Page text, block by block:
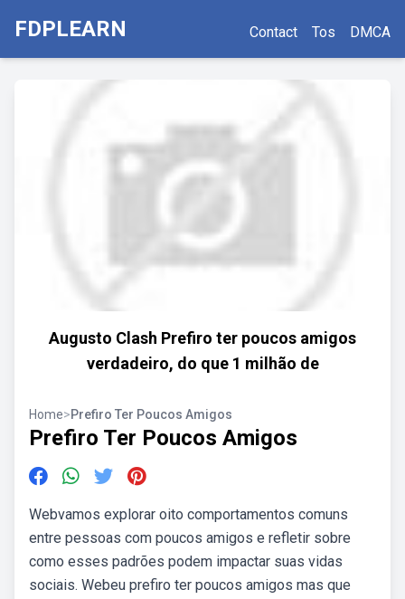
FDPLEARN Contact Tos DMCA
Augusto Clash Prefiro ter poucos amigos
verdadeiro, do que 1 milhão de
Home>Prefiro Ter Poucos Amigos
Prefiro Ter Poucos Amigos
Webvamos explorar oito comportamentos comuns
entre pessoas com poucos amigos e refletir sobre
como esses padrões podem impactar suas vidas
sociais. Webeu prefiro ter poucos amigos mas que